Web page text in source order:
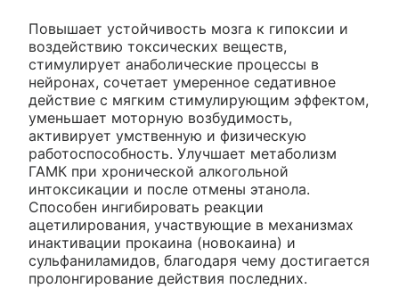
Повышает устойчивость мозга к гипоксии и
воздействию токсических веществ,
стимулирует анаболические процессы в
нейронах, сочетает умеренное седативное
действие с мягким стимулирующим эффектом,
уменьшает моторную возбудимость,
активирует умственную и физическую
работоспособность. Улучшает метаболизм
ГАМК при хронической алкогольной
интоксикации и после отмены этанола.
Способен ингибировать реакции
ацетилирования, участвующие в механизмах
инактивации прокаина (новокаина) и
сульфаниламидов, благодаря чему достигается
пролонгирование действия последних.